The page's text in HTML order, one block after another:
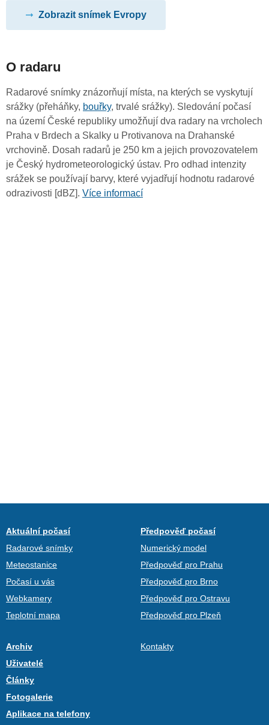
Zobrazit snímek Evropy
O radaru
Radarové snímky znázorňují místa, na kterých se vyskytují
srážky (přeháňky, bouřky, trvalé srážky). Sledování počasí
na území České republiky umožňují dva radary na vrcholech
Praha v Brdech a Skalky u Protivanova na Drahanské
vrchovině. Dosah radarů je 250 km a jejich provozovatelem
je Český hydrometeorologický ústav. Pro odhad intenzity
srážek se používají barvy, které vyjadřují hodnotu radarové
odrazivosti [dBZ]. Více informací
Aktuální počasí
Radarové snímky
Meteostanice
Počasí u vás
Webkamery
Teplotní mapa
Předpověď počasí
Numerický model
Předpověď pro Prahu
Předpověď pro Brno
Předpověď pro Ostravu
Předpověď pro Plzeň
Archiv
Uživatelé
Články
Fotogalerie
Aplikace na telefony
Kontakty